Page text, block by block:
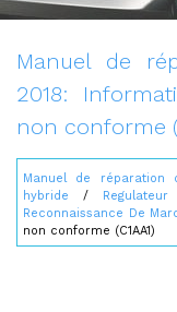
Manuel de
2018:
non conforme
Manuel de réparation
hybride /
Reconnaissance De
non conforme (C1AA1)